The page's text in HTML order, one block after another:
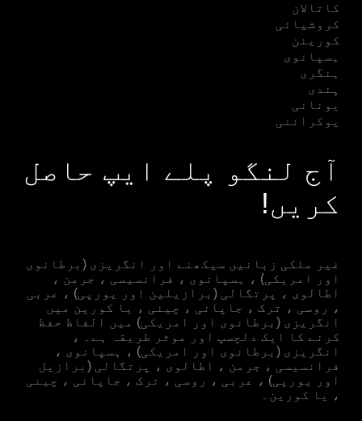
کاتالان
کروشیائی
کوریئن
ہسپانوی
ہنگری
ہِندی
یونانی
یوکرائنی
آج لنگو پلے ایپ حاصل
کریں!
غیر ملکی زبانیں سیکھنے اور انگریزی (برطانوی
اور امریکی) ، ہسپانوی ، فرانسیسی ، جرمن ،
اطالوی ، پرتگالی (برازیلین اور یورپی) ، عربی
، روسی ، ترک ، جاپانی ، چینی ، یا کورین میں
انگریزی (برطانوی اور امریکی) میں الفاظ حفظ
کرنے کا ایک دلچسپ اور موثر طریقہ ہے۔ ،
انگریزی (برطانوی اور امریکی) ، ہسپانوی ،
فرانسیسی ، جرمن ، اطالوی ، پرتگالی (برازیل
اور یورپی) ، عربی ، روسی ، ترک ، جاپانی ، چینی
، یا کورین۔